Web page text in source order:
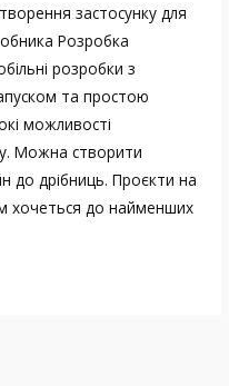
застосунку для
Розробка
розробки з
та простою
можливості
Можна створити
до дрібниць. Проєкти на
хочеться до найменших